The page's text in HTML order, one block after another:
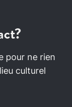
pour ne rien
culturel